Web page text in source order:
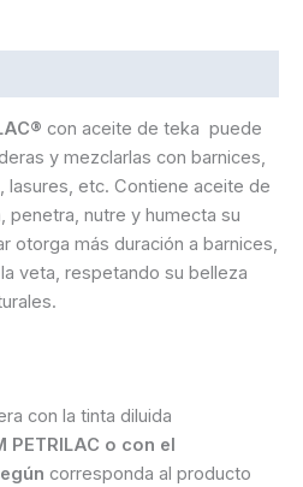
con aceite de teka puede
y mezclarlas con barnices,
etc. Contiene aceite de
penetra, nutre y humecta su
otorga más duración a barnices,
veta, respetando su belleza
con la tinta diluida
PETRILAC o con el
corresponda al producto